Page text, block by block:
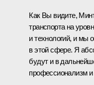
Как Вы видите,
транспорта на
и технологий, и мы
в этой сфере. Я
будут и в
профессионализм и